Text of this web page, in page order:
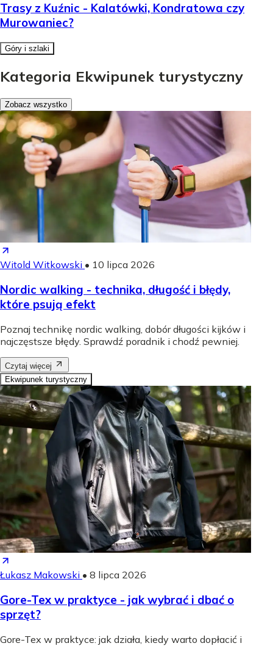
Trasy z Kuźnic - Kalatówki, Kondratowa czy
Murowaniec?
Góry i szlaki
Kategoria Ekwipunek turystyczny
Zobacz wszystko
Witold Witkowski • 10 lipca 2026
Nordic walking - technika, długość i błędy,
które psują efekt
Poznaj technikę nordic walking, dobór długości kijków i
najczęstsze błędy. Sprawdź poradnik i chodź pewniej.
Czytaj więcej
Ekwipunek turystyczny
Łukasz Makowski • 8 lipca 2026
Gore-Tex w praktyce - jak wybrać i dbać o
sprzęt?
Gore-Tex w praktyce: jak działa, kiedy warto dopłacić i